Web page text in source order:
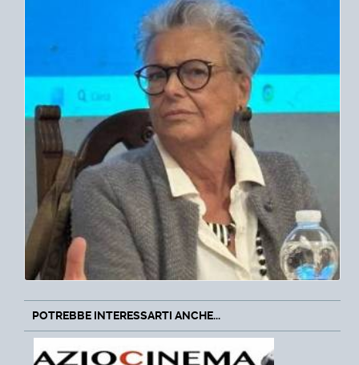
POTREBBE INTERESSARTI ANCHE...